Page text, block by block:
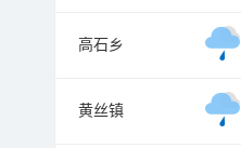
高石乡
黄丝镇